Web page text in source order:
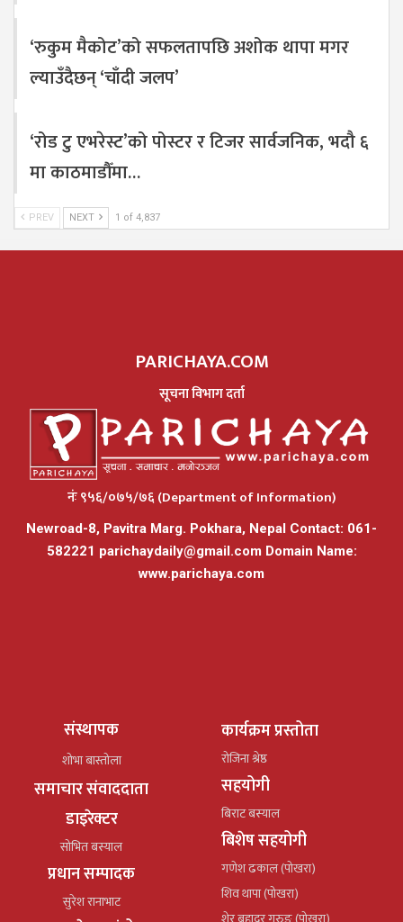
‘रुकुम मैकोट’को सफलतापछि अशोक थापा मगर
ल्याउँदैछन् ‘चाँदी जलप’
‘रोड टु एभरेस्ट’को पोस्टर र टिजर सार्वजनिक, भदौ ६
मा काठमाडौँमा…
PREV NEXT 1 of 4,837
PARICHAYA.COM
सूचना विभाग दर्ता
नंः ९५६/०७५/७६ (Department of Information)
Newroad-8, Pavitra Marg. Pokhara, Nepal Contact: 061-
582221 parichaydaily@gmail.comDomain Name:
www.parichaya.com
संस्थापक
शोभा बास्तोला
समाचार संवाददाता
डाइरेक्टर
सोभित बस्याल
प्रधान सम्पादक
सुरेश रानाभाट
कार्यक्रम प्रस्तोता
रोजिना श्रेष्ठ
सहयोगी
बिराट बस्याल
बिशेष सहयोगी
गणेश ढकाल (पोखरा)
शिव थापा (पोखरा)